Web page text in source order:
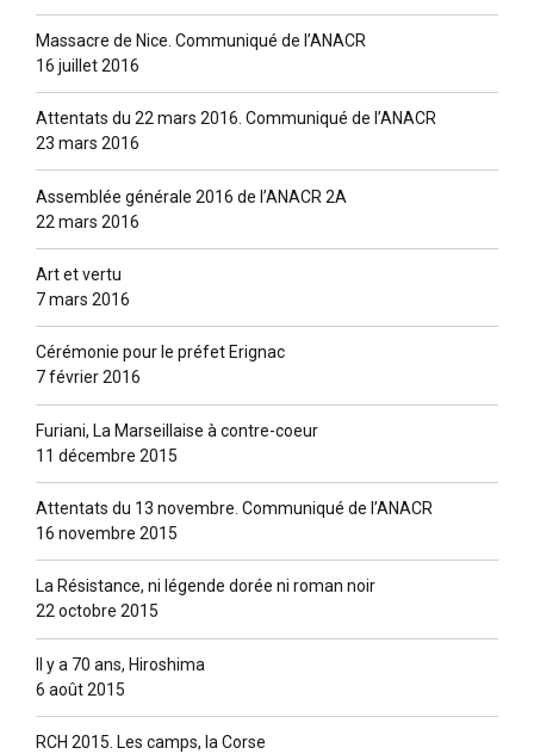
Massacre de Nice. Communiqué de l’ANACR
16 juillet 2016
Attentats du 22 mars 2016. Communiqué de l’ANACR
23 mars 2016
Assemblée générale 2016 de l’ANACR 2A
22 mars 2016
Art et vertu
7 mars 2016
Cérémonie pour le préfet Erignac
7 février 2016
Furiani, La Marseillaise à contre-coeur
11 décembre 2015
Attentats du 13 novembre. Communiqué de l’ANACR
16 novembre 2015
La Résistance, ni légende dorée ni roman noir
22 octobre 2015
Il y a 70 ans, Hiroshima
6 août 2015
RCH 2015. Les camps, la Corse